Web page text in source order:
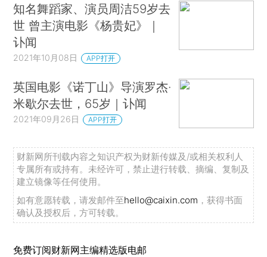
知名舞蹈家、演员周洁59岁去
世 曾主演电影《杨贵妃》｜
讣闻
2021年10月08日 APP打开
英国电影《诺丁山》导演罗杰·
米歇尔去世，65岁｜讣闻
2021年09月26日 APP打开
财新网所刊载内容之知识产权为财新传媒及/或相关权利人
专属所有或持有。未经许可，禁止进行转载、摘编、复制及
建立镜像等任何使用。
如有意愿转载，请发邮件至hello@caixin.com ，获得书面
确认及授权后，方可转载。
免费订阅财新网主编精选版电邮